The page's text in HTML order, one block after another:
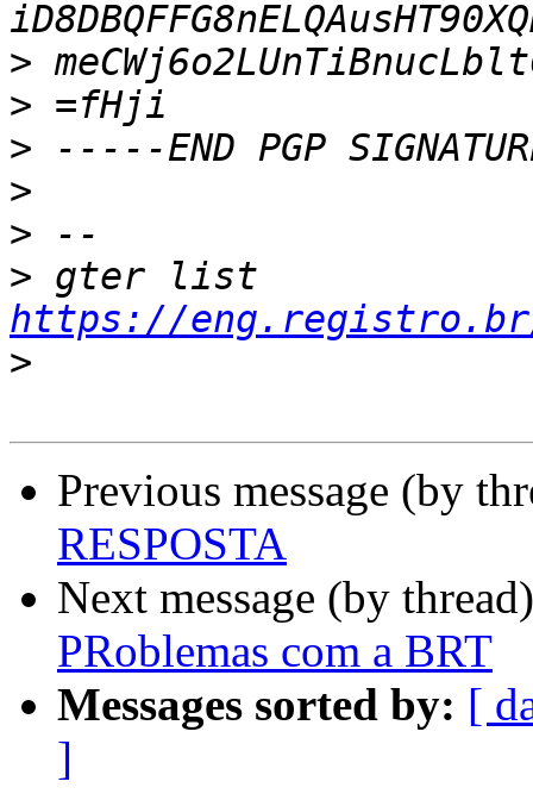
>
>
>
>
>
>
https://
>
Previous message (by
RESPOSTA
Next message (by
PRoblemas com a BRT
Messages sorted by: [
]